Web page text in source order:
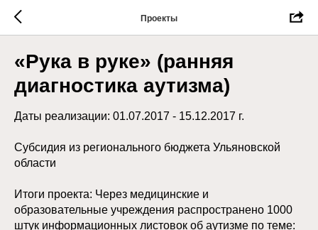
Проекты
«Рука в руке» (ранняя
диагностика аутизма)
Даты реализации: 01.07.2017 - 15.12.2017 г.
Субсидия из регионального бюджета Ульяновской
области
Итоги проекта: Через медицинские и
образовательные учреждения распространено 1000
штук информационных листовок об аутизме по теме: